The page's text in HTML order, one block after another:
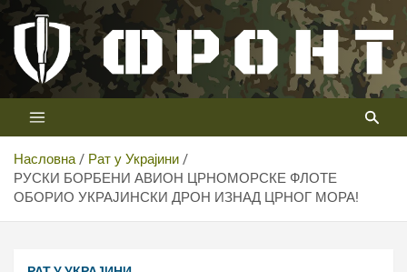
Скип
цонтент
Телевизија ФРОНТ
Први војни канал у Србији
Насловна
Рат у Украјини
РУСКИ БОРБЕНИ АВИОН ЦРНОМОРСКЕ ФЛОТЕ
ОБОРИО УКРАЈИНСКИ ДРОН ИЗНАД ЦРНОГ МОРА!